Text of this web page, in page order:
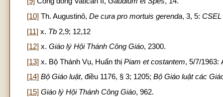
[10] Th. Augustinô, De cura pro mortuis gerenda, 3, 5: CSEL
[11] x. Tb 2,9; 12,12
[12] x. Giáo lý Hội Thánh Công Giáo, 2300.
[13] x. Bộ Thánh Vụ, Huấn thị Piam et costantem, 5/7/1963:
[14] Bộ Giáo luật, điều 1176, § 3; 1205; Bộ Giáo luật các
[15] Giáo lý Hội Thánh Công Giáo, 962.